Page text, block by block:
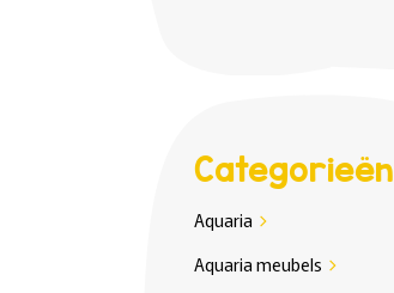
Categorieën
Aquaria chevron_right
Aquaria meubels chevron_right